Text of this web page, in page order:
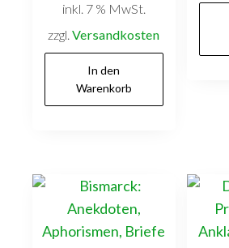
inkl. 7 % MwSt.
zzgl.Versandkosten
In den
Warenkorb